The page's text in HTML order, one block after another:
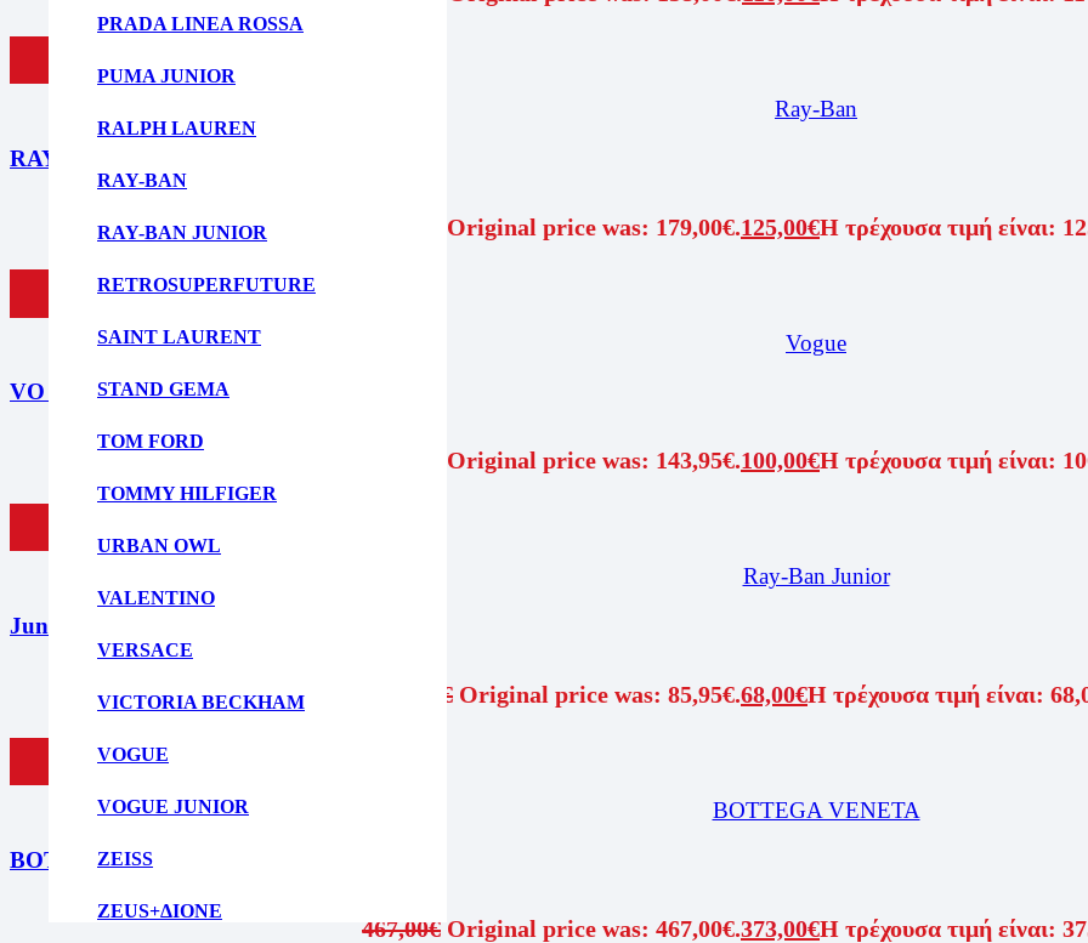
PRADA LINEA ROSSA
PUMA JUNIOR
RALPH LAUREN
RAY-BAN
RAY-BAN JUNIOR
RETROSUPERFUTURE
SAINT LAURENT
STAND GEMA
TOM FORD
TOMMY HILFIGER
URBAN OWL
VALENTINO
VERSACE
VICTORIA BECKHAM
VOGUE
VOGUE JUNIOR
ZEISS
ZEUS+ΔΙΟΝΕ
Ray-Ban
RAY BAN RX5362 5834 52
Original price was: 179,00€.125,00€Η τρέχουσα τιμή είναι:
ΠΡΟΣΘΗΚΗ ΣΤΟ ΚΑΛΑΘΙ
Vogue
VO 5476S W44/87
Original price was: 143,95€.100,00€Η τρέχουσα τιμή είναι:
Ray-Ban Junior
Junior 9071S 100/71
€ Original price was: 85,95€.68,00€Η τρέχουσα τιμή είναι:
ΠΡΟΣΘΗΚΗ ΣΤΟ ΚΑΛΑΘΙ
BOTTEGA VENETA
BOTTEGA VENETA BV1322S-001
467,00€ Original price was: 467,00€.373,00€Η τρέχουσα τιμή είναι: